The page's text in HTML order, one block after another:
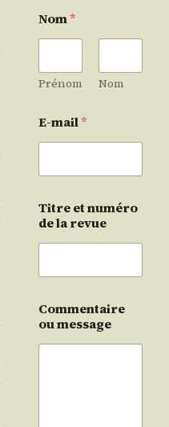
Nom*
Prénom Nom
E-mail*
Titre et numéro
de la revue
Commentaire
ou message